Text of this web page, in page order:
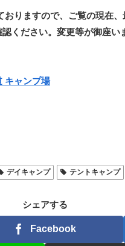
りますので、ご覧の現在、
ください。変更等が御座い
キャンプ場
デイキャンプ テントキャンプ
シェアする
Facebook